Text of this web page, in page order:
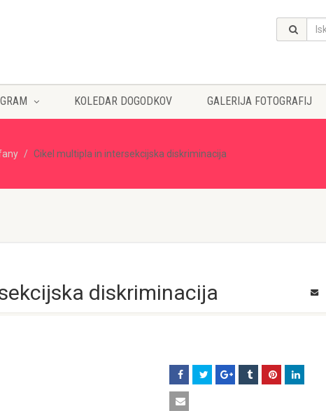
KOLEDAR DOGODKOV GALERIJA FOTOGRAFIJ
Cikel multipla in intersekcijska diskriminacija
diskriminacija